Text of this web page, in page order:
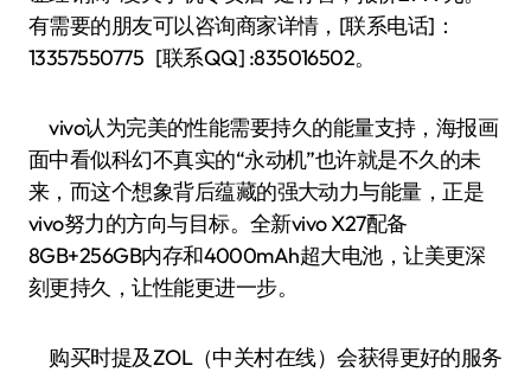
有需要的朋友可以咨询商家详情，[联系电话]：
13357550775 [联系QQ] :835016502。
vivo认为完美的性能需要持久的能量支持，海报画
面中看似科幻不真实的“永动机”也许就是不久的未
来，而这个想象背后蕴藏的强大动力与能量，正是
vivo努力的方向与目标。全新vivo X27配备
8GB+256GB内存和4000mAh超大电池，让美更深
刻更持久，让性能更进一步。
购买时提及ZOL（中关村在线）会获得更好的服务